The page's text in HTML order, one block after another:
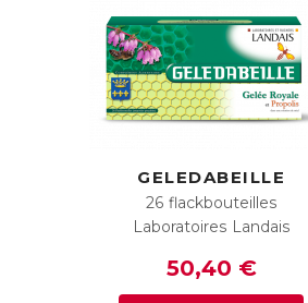
GELEDABEILLE
26 flackbouteilles
Laboratoires Landais
50,40 €